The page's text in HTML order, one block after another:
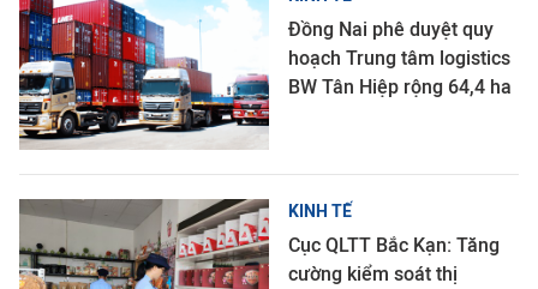
Đồng Nai phê duyệt quy
hoạch Trung tâm logistics
BW Tân Hiệp rộng 64,4 ha
KINH TẾ
Cục QLTT Bắc Kạn: Tăng
cường kiểm soát thị